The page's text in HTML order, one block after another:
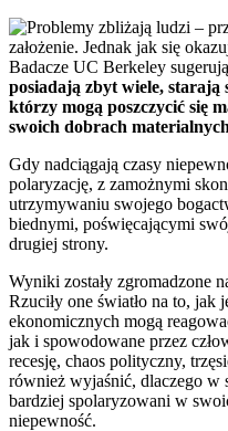
Problemy zbliżają ludzi –
założenie. Jednak jak się
Badacze UC Berkeley
posiadają zbyt wiele,
którzy mogą poszczycić się
swoich dobrach materialnych
Gdy nadciągają czasy
polaryzację, z zamożnymi
utrzymywaniu swojego
biednymi, poświęcającymi
drugiej strony.
Wyniki zostały zgromadzone
Rzuciły one światło na to, jak
ekonomicznych mogą
jak i spowodowane przez
recesję, chaos polityczny,
również wyjaśnić, dlaczego w
bardziej spolaryzowani w
niepewność.